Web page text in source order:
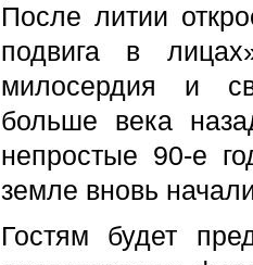
После литии
подвига в
милосердия и
больше века
непростые 90-е
земле вновь
Гостям будет